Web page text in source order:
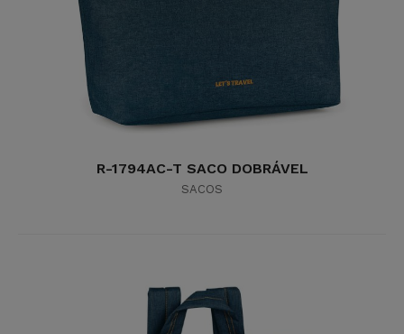
R-1794AC-T SACO DOBRÁVEL
SACOS